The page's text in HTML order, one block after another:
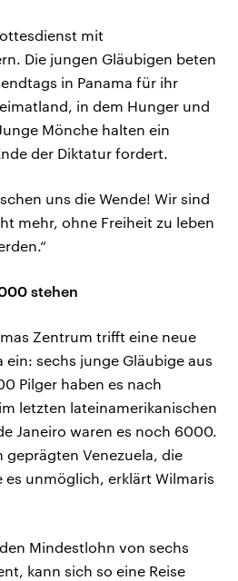
mit
Die jungen Gläubigen beten
in Panama für ihr
in dem Hunger und
Mönche halten ein
der Diktatur fordert.
uns die Wende! Wir sind
mehr, ohne Freiheit zu leben
stehen
Zentrum trifft eine neue
ein: sechs junge Gläubige aus
Pilger haben es nach
letzten lateinamerikanischen
Janeiro waren es noch 6000.
geprägten Venezuela, die
unmöglich, erklärt Wilmaris
Mindestlohn von sechs
kann sich so eine Reise